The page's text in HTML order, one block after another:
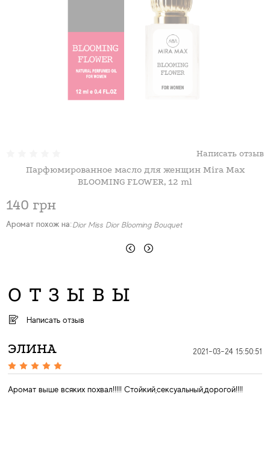
Написать отзыв
Парфюмированное масло для женщин Mira Max
BLOOMING FLOWER, 12 ml
140 грн
Аромат похож на: Dior Miss Dior Blooming Bouquet
ОТЗЫВЫ
Написать отзыв
ЭЛИНА 2021-03-24 15:50:51
Aромат выше всяких похвал!!!!! Стойкий,сексуальный,дорогой!!!!